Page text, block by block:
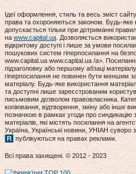
Ідеї оформлення, стиль та весь зміст сайту
права та охороняються законом. Будь-яке
допускається тільки при дотриманні
на www.capital.ua. Дозволяється
відкритому доступі і лише за умови
пошукових систем гіперпосилання на
www.capital.ua www.capital.ua /a>.
підзаголовку або першому абзаці
гіперпосилання не повинен бути меншим
матеріалу. Будь-яке використання
та доступні лише зареєстрованим
письмовим дозволом правовласника.
копіювання, відтворення, зміну або інше
позначкою в рамках угоди про
матеріалів, які містять посилання на
Україна, Українські новини, УНІАН суворо
публікуються на правах реклами.
Всі права захищені. © 2012 - 2023